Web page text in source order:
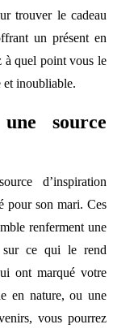
trouver le cadeau
un présent en
à quel point vous le
et inoubliable.
source
d’inspiration
pour son mari. Ces
renferment une
sur ce qui le rend
ont marqué votre
en nature, ou une
vous pourrez